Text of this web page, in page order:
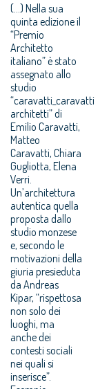
(...) Nella sua
quinta edizione il
“Premio
Architetto
italiano” è stato
assegnato allo
studio
“caravatti_caravatti
architetti” di
Emilio Caravatti,
Matteo
Caravatti, Chiara
Gugliotta, Elena
Verri.
Un’architettura
autentica quella
proposta dallo
studio monzese
e, secondo le
motivazioni della
giuria presieduta
da Andreas
Kipar, “rispettosa
non solo dei
luoghi, ma
anche dei
contesti sociali
nei quali si
inserisce”.